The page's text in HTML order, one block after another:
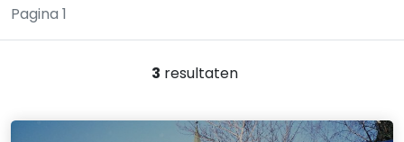
Pagina 1
3 resultaten